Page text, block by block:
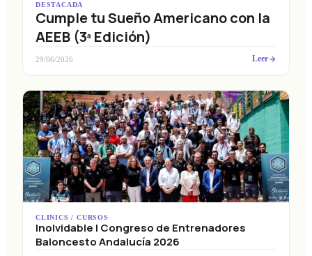
DESTACADA
Cumple tu Sueño Americano con la
AEEB (3ª Edición)
29/06/2026 Leer
CLINICS / CURSOS
Inolvidable I Congreso de Entrenadores
Baloncesto Andalucía 2026